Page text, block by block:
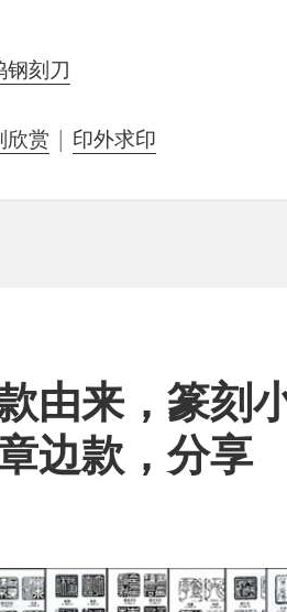
钢刻刀
欣赏 | 印外求印
由来，篆刻
边款，分享